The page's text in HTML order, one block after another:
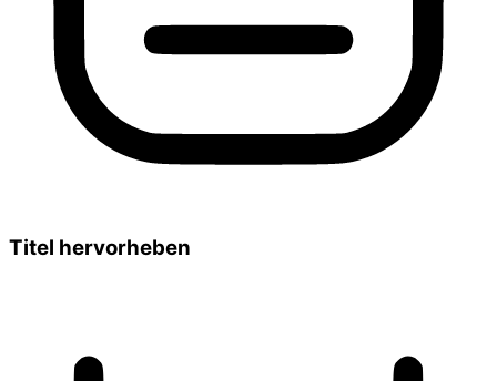
Titel hervorheben